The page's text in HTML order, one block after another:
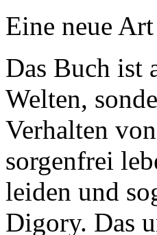
Eine neue
Das Buch ist
Welten,
Verhalten
sorgenfrei
leiden und
Digory. Das